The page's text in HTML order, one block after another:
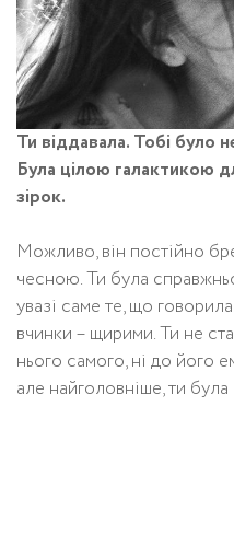
Ти віддавала. Тобі було
Була цілою галактикою
зірок.
Можливо, він постійно
чесною. Ти була
увазі саме те, що
вчинки – щирими. Ти не
нього самого, ні до його
але найголовніше, ти була